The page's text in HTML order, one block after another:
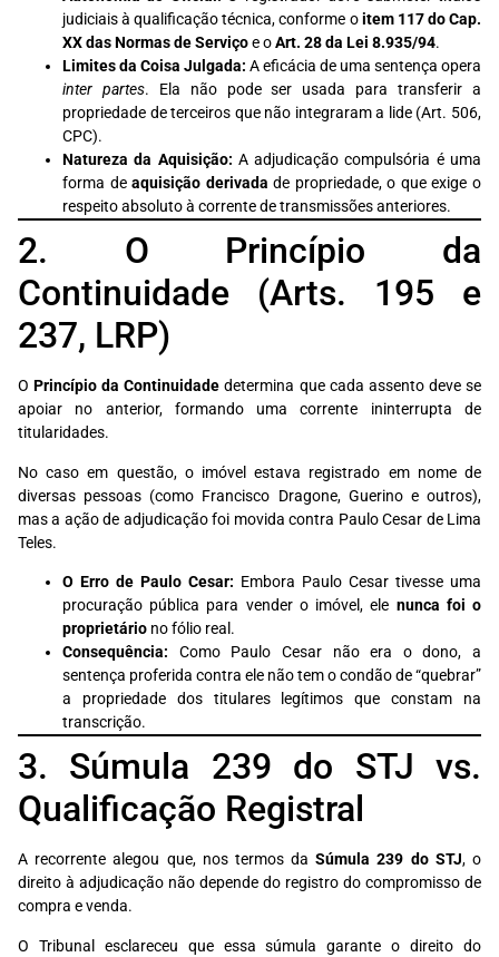
judiciais à qualificação técnica, conforme oitem 117 do Cap.
XX das Normas de Serviçoe oArt. 28 da Lei 8.935/94.
Limites da Coisa Julgada: A eficácia de uma sentença opera
inter partes. Ela não pode ser usada para transferir a
propriedade de terceiros que não integraram a lide (Art. 506,
CPC).
Natureza da Aquisição: A adjudicação compulsória é uma
forma deaquisição derivada de propriedade, o que exige o
respeito absoluto à corrente de transmissões anteriores.
2. O Princípio da
Continuidade (Arts. 195 e
237, LRP)
OPrincípio da Continuidade determina que cada assento deve se
apoiar no anterior, formando uma corrente ininterrupta de
titularidades.
No caso em questão, o imóvel estava registrado em nome de
diversas pessoas (como Francisco Dragone, Guerino e outros),
mas a ação de adjudicação foi movida contra Paulo Cesar de Lima
Teles.
O Erro de Paulo Cesar: Embora Paulo Cesar tivesse uma
procuração pública para vender o imóvel, ele nunca foi o
proprietário no fólio real.
Consequência: Como Paulo Cesar não era o dono, a
sentença proferida contra ele não tem o condão de “quebrar”
a propriedade dos titulares legítimos que constam na
transcrição.
3. Súmula 239 do STJ vs.
Qualificação Registral
A recorrente alegou que, nos termos daSúmula 239 do STJ, o
direito à adjudicação não depende do registro do compromisso de
compra e venda.
O Tribunal esclareceu que essa súmula garante o direito do